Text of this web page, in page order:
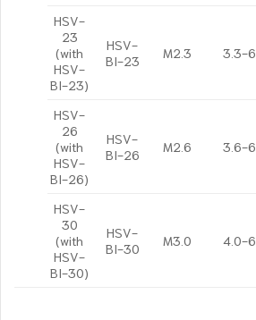
HSV-
23
(with
HSV-
BI-23)
HSV-
BI-23
M2.3 3.3-6
HSV-
26
(with
HSV-
BI-26)
HSV-
BI-26
M2.6 3.6-6
HSV-
30
(with
HSV-
BI-30)
HSV-
BI-30
M3.0 4.0-6